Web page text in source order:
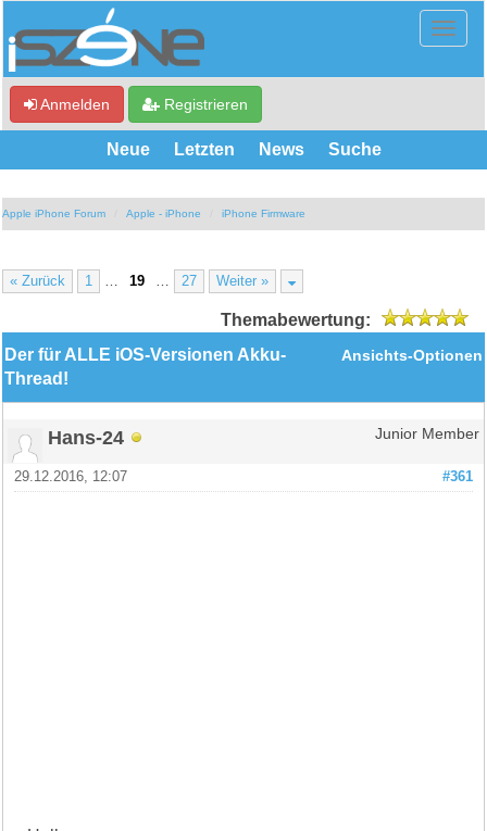
Anmelden Registrieren
Neue Letzten News Suche
Apple iPhone Forum Apple - iPhone iPhone Firmware
« Zurück 1 19 27 Weiter »
Themabewertung:
Ansichts-Optionen
Der für ALLE iOS-Versionen Akku-
Thread!
Hans-24 Junior Member
#361
29.12.2016, 12:07